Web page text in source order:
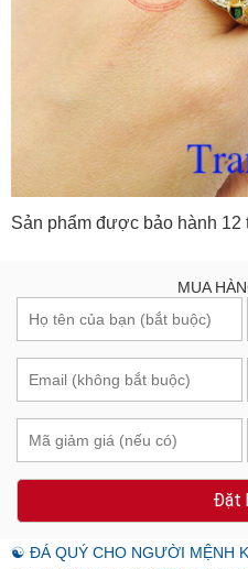
Sản phẩm được bảo hành 12
MUA
Đặt
☯ ĐÁ QUÝ CHO NGƯỜI MỆNH